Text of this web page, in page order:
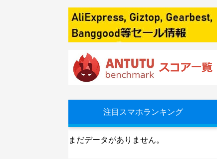
注目スマホランキング
まだデータがありません。